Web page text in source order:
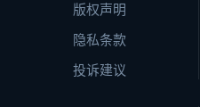
版权声明
隐私条款
投诉建议